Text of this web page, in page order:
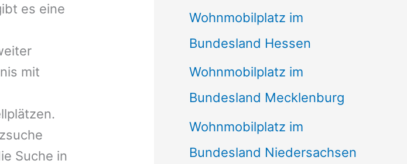
es eine
mit
Suche in
Wohnmobilplatz im
Bundesland Hessen
Wohnmobilplatz im
Bundesland Mecklenburg
Wohnmobilplatz im
Bundesland Niedersachsen